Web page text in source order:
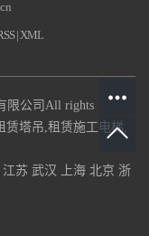
| XML
限公司All rights
赁塔吊 租赁施工电梯
江苏 武汉 上海 北京 浙